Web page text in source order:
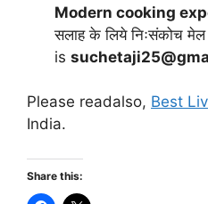
Modern cooking
सलाह के लिये निःसंकोच
is
Please readalso, Best
India.
Share this: